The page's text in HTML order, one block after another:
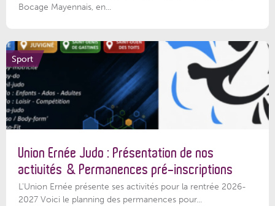
Bocage Mayennais, en...
Sport
Union Ernée Judo : Présentation de nos
activités & Permanences pré-inscriptions
L'Union Ernée présente ses activités pour la rentrée 2026-
2027 Voici le planning des permanences pour...